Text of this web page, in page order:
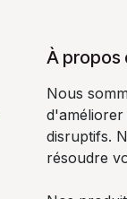
À propos
Nous
d'améliorer
disruptifs.
résoudre